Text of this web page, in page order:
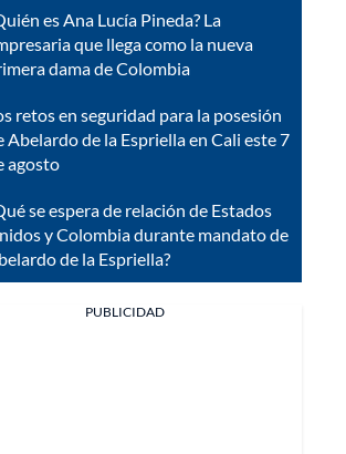
es Ana Lucía Pineda? La
que llega como la nueva
dama de Colombia
retos en seguridad para la posesión
Abelardo de la Espriella en Cali este 7
agosto
se espera de relación de Estados
y Colombia durante mandato de
de la Espriella?
PUBLICIDAD